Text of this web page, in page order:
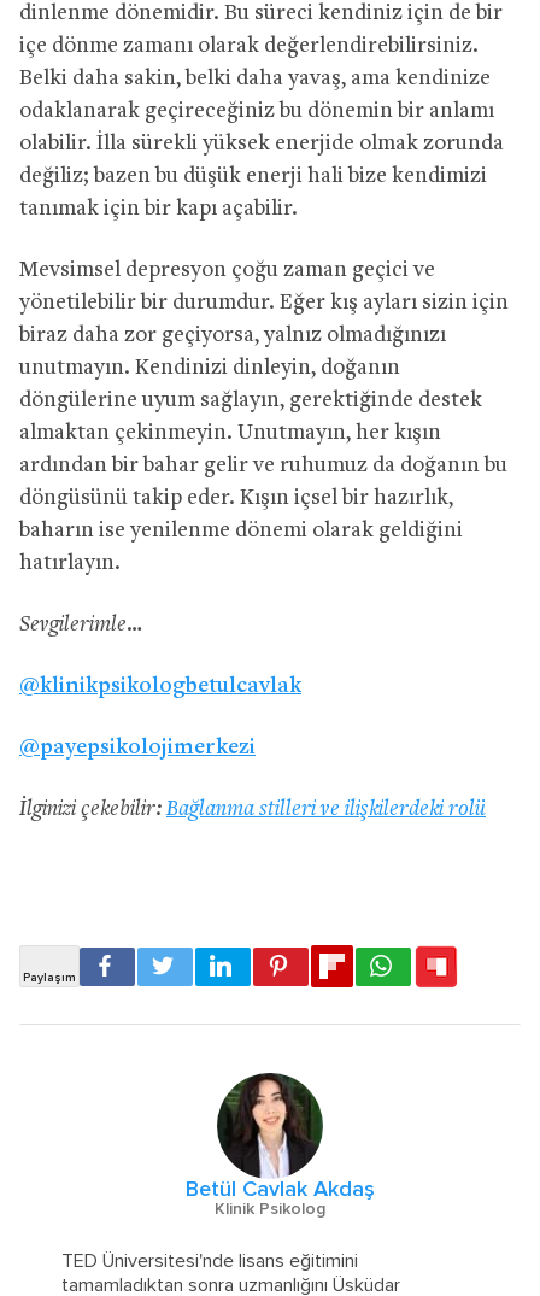
dinlenme dönemidir. Bu süreci kendiniz için de bir
içe dönme zamanı olarak değerlendirebilirsiniz.
Belki daha sakin, belki daha yavaş, ama kendinize
odaklanarak geçireceğiniz bu dönemin bir anlamı
olabilir. İlla sürekli yüksek enerjide olmak zorunda
değiliz; bazen bu düşük enerji hali bize kendimizi
tanımak için bir kapı açabilir.
Mevsimsel depresyon çoğu zaman geçici ve
yönetilebilir bir durumdur. Eğer kış ayları sizin için
biraz daha zor geçiyorsa, yalnız olmadığınızı
unutmayın. Kendinizi dinleyin, doğanın
döngülerine uyum sağlayın, gerektiğinde destek
almaktan çekinmeyin. Unutmayın, her kışın
ardından bir bahar gelir ve ruhumuz da doğanın bu
döngüsünü takip eder. Kışın içsel bir hazırlık,
baharın ise yenilenme dönemi olarak geldiğini
hatırlayın.
Sevgilerimle…
@klinikpsikologbetulcavlak
@payepsikolojimerkezi
İlginizi çekebilir: Bağlanma stilleri ve ilişkilerdeki rolü
Betül Cavlak Akdaş
Klinik Psikolog
TED Üniversitesi'nde lisans eğitimini
tamamladıktan sonra uzmanlığını Üsküdar